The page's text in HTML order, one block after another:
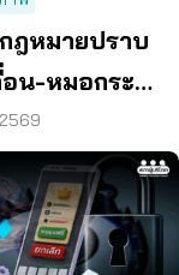
ฎหมายปราบ
อน-หมอกระ
ฉีด-จ่ายยา ไม่มี